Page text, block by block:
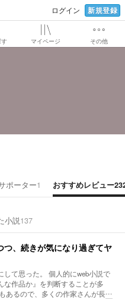
ログイン 新規登録
マイページ その他
ポーター1 おすすめレビュー
小説137
つ、続きが気になり過ぎてヤ
て思った。 個人的にweb小説で
な作品か』を判断することが多
あるので、多くの作家さんが長…